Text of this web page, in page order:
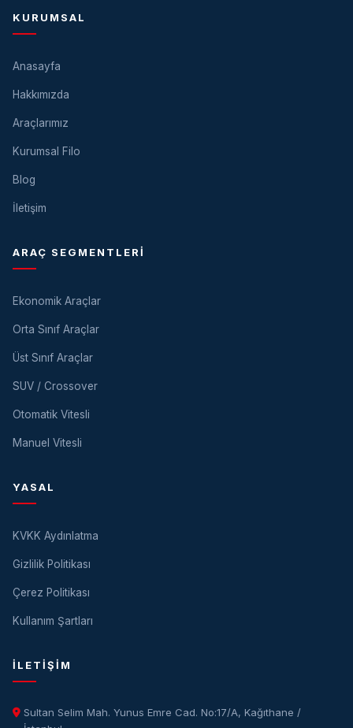
KURUMSAL
Anasayfa
Hakkımızda
Araçlarımız
Kurumsal Filo
Blog
İletişim
ARAÇ SEGMENTLERI
Ekonomik Araçlar
Orta Sınıf Araçlar
Üst Sınıf Araçlar
SUV / Crossover
Otomatik Vitesli
Manuel Vitesli
YASAL
KVKK Aydınlatma
Gizlilik Politikası
Çerez Politikası
Kullanım Şartları
İLETIŞIM
Sultan Selim Mah. Yunus Emre Cad. No:17/A, Kağıthane /